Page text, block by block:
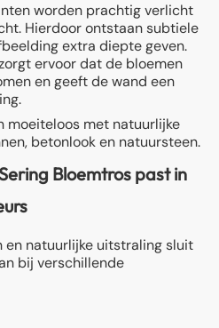
worden prachtig verlicht
Hierdoor ontstaan subtiele
extra diepte geven.
ervoor dat de bloemen
en geeft de wand een
moeiteloos met natuurlijke
betonlook en natuursteen.
Bloemtros past in
en natuurlijke uitstraling sluit
bij verschillende